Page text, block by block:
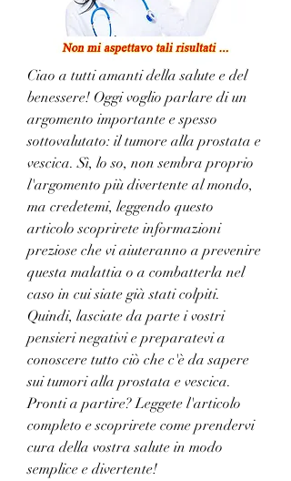
Ciao a tutti amanti della salute e del
benessere! Oggi voglio parlare di un
argomento importante e spesso
sottovalutato: il tumore alla prostata e
vescica. Sì, lo so, non sembra proprio
l'argomento più divertente al mondo,
ma credetemi, leggendo questo
articolo scoprirete informazioni
preziose che vi aiuteranno a prevenire
questa malattia o a combatterla nel
caso in cui siate già stati colpiti.
Quindi, lasciate da parte i vostri
pensieri negativi e preparatevi a
conoscere tutto ciò che c'è da sapere
sui tumori alla prostata e vescica.
Pronti a partire? Leggete l'articolo
completo e scoprirete come prendervi
cura della vostra salute in modo
semplice e divertente!